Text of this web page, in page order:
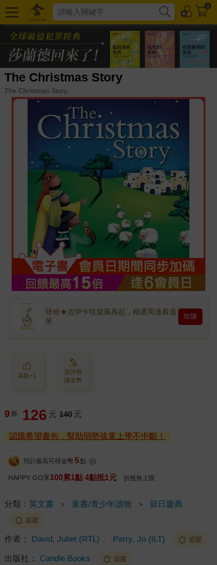
0
The Christmas Story
The Christmas Story
呀哈★吉伊卡哇旋風再起，精選周邊看過
來
加購
喜歡+1
寫評價
賺金幣
9 折 126 元 140 元
認購希望書包，幫助弱勢孩童上學不中斷！
預計最高可得金幣 5 點
HAPPY GO享100累1點 4點抵1元 折抵無上限
分類： 英文書 ＞ 童書/青少年讀物 ＞ 節日慶典
追蹤
作者： David, Juliet (RTL) Parry, Jo (ILT) 追蹤
出版社： Candle Books 追蹤